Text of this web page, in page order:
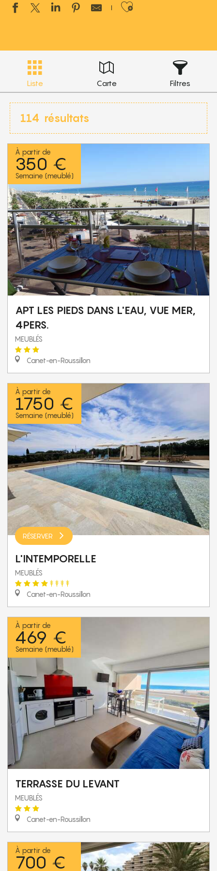
Ajouter aux
Liste Carte Filtres
114 résultats
À partir de
350 €
Semaine (meublé)
APT LES PIEDS DANS L'EAU, VUE MER,
4PERS.
MEUBLÉS
Canet-en-Roussillon
À partir de
1750 €
Semaine (meublé)
RÉSERVER
L'INTEMPORELLE
MEUBLÉS
Canet-en-Roussillon
À partir de
469 €
Semaine (meublé)
TERRASSE DU LEVANT
MEUBLÉS
Canet-en-Roussillon
À partir de
700 €